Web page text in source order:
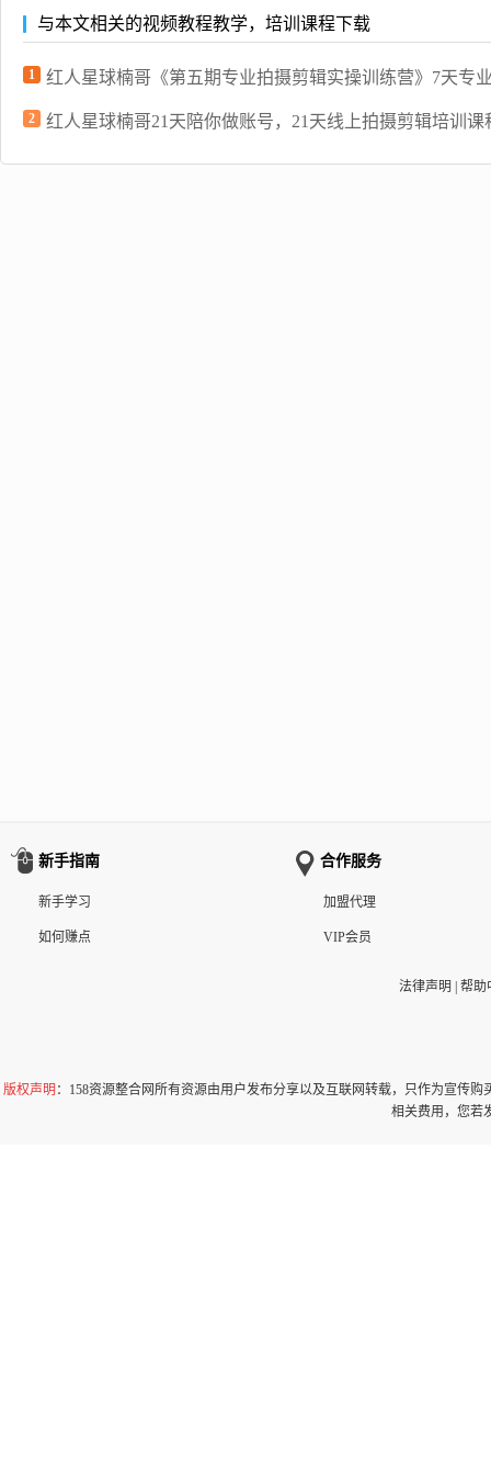
与本文相关的视频教程教学，培训课程下载
1 红人星球楠哥《第五期专业拍摄剪辑实操训练营》7天专
2 红人星球楠哥21天陪你做账号，21天线上拍摄剪辑培训课
新手指南
新手学习
如何赚点
合作服务
加盟代理
VIP会员
法律声明 帮助
版权声明 ：158资源整合网所有资源由用户发布分享以及互联网转载，只作为宣传
相关费用，您若